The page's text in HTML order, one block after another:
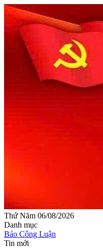
Thứ Năm 06/08/2026
Danh mục
Báo Công Luận
Tin mới